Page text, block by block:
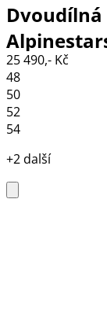
Dvoudílná
25 490,- Kč
48
50
52
54
+2 další